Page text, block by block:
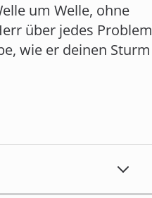
um Welle, ohne
über jedes Problem
wie er deinen Sturm